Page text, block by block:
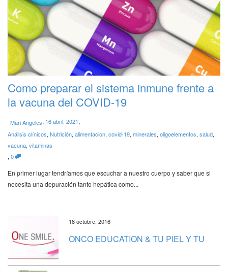
Como preparar el sistema inmune frente a
la vacuna del COVID-19
Mari Angeles, 16 abril, 2021,
Análisis clínicos, Nutrición, alimentacion, covid-19, minerales, oligoelementos, salud,
vacuna, vitaminas
, 0
En primer lugar tendríamos que escuchar a nuestro cuerpo y saber que si
necesita una depuración tanto hepática como...
18 octubre, 2016
ONCO EDUCATION & TU PIEL Y TU